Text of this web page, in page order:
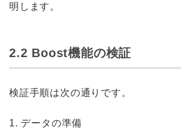
明します。
2.2 Boost機能の検証
検証手順は次の通りです。
1. データの準備